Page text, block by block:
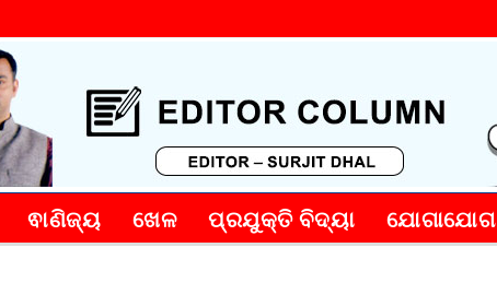
ଵାଣିଜ୍ୟ ଖେଳ ପ୍ରଯୁକ୍ତି ବିଦ୍ୟା ଯୋଗାଯୋଗ